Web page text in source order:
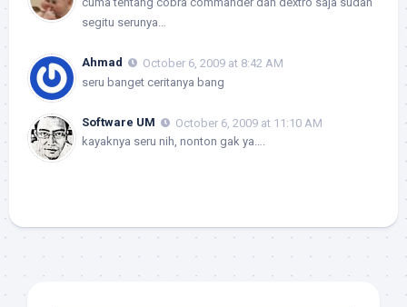
segitu serunya…
Ahmad
October 6, 2009 at 8:42 AM
seru banget ceritanya bang
Software UM
October 6, 2009 at 11:10 AM
kayaknya seru nih, nonton gak ya….